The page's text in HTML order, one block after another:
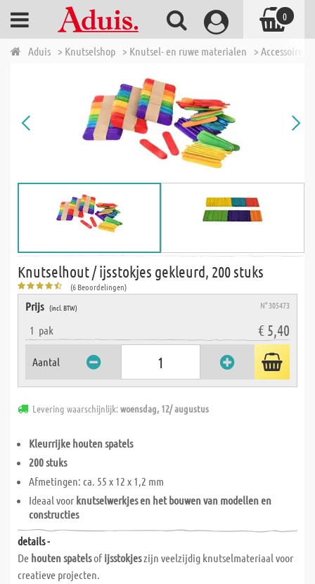
Aduis > Knutselshop > Knutsel- en ruwe materialen > Accessoires
Knutselhout / ijsstokjes gekleurd, 200 stuks
(6 Beoordelingen)
Prijs (incl. BTW) N° 305473
1 pak € 5,40
Aantal
Levering waarschijnlijk:woensdag, 12/ augustus
Kleurrijke houten spatels
200 stuks
Afmetingen: ca. 55 x 12 x 1,2 mm
Ideaal voor knutselwerkjes en het bouwen van modellen en
constructies
details -
De houten spatelsof ijsstokjeszijn veelzijdig knutselmateriaal voor
creatieve projecten.
0